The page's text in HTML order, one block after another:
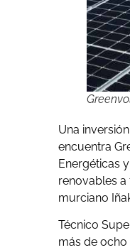
Una
encuentra
Energéticas
renovables
murciano
Técnico
más de ocho